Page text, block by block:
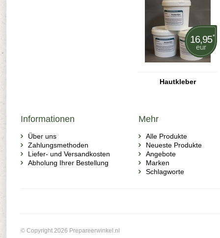
16,95*
eur
Hautkleber
Informationen
Über uns
Zahlungsmethoden
Liefer- und Versandkosten
Abholung Ihrer Bestellung
Mehr
Alle Produkte
Neueste Produkte
Angebote
Marken
Schlagworte
© Copyright 2026 Prepareerwinkel.nl